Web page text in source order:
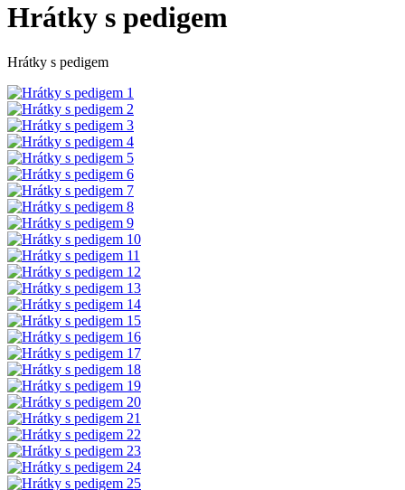
Hrátky s pedigem
Hrátky s pedigem